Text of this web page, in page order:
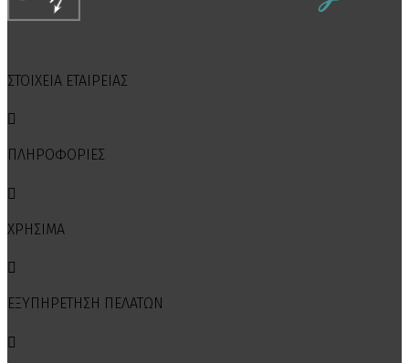
ΣΤΟΙΧΕΙΑ ΕΤΑΙΡΕΙΑΣ

ΠΛΗΡΟΦΟΡΙΕΣ

ΧΡΗΣΙΜΑ

ΕΞΥΠΗΡΕΤΗΣΗ ΠΕΛΑΤΩΝ
